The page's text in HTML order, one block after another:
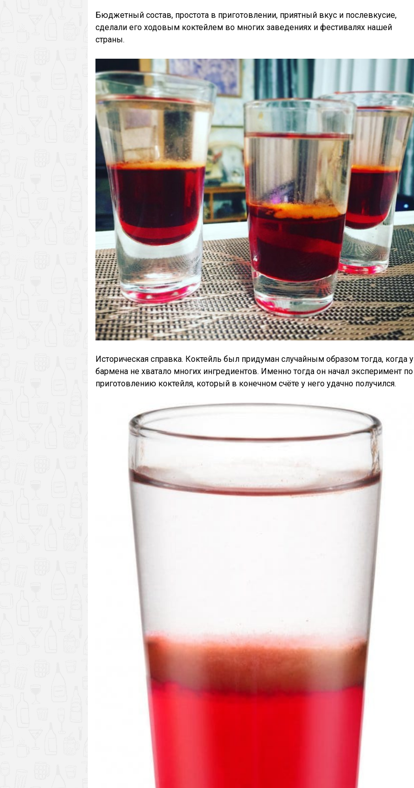
Бюджетный состав, простота в приготовлении, приятный вкус и послевкусие,
сделали его ходовым коктейлем во многих заведениях и фестивалях нашей
страны.
Историческая справка. Коктейль был придуман случайным образом тогда, когда у
бармена не хватало многих ингредиентов. Именно тогда он начал эксперимент по
приготовлению коктейля, который в конечном счёте у него удачно получился.